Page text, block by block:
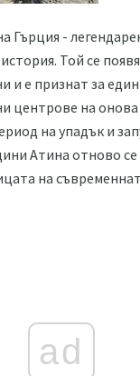
Гърция -
Той се
и е признат за
центрове на
на упадък и
Атина отново
на
ad